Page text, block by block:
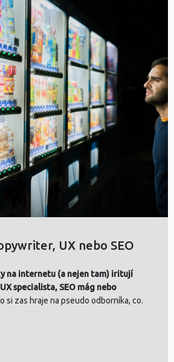
UX nebo SEO
na internetu (a nejen tam) iritují
specialista, SEO mág nebo
si zas hraje na pseudo odborníka, co.